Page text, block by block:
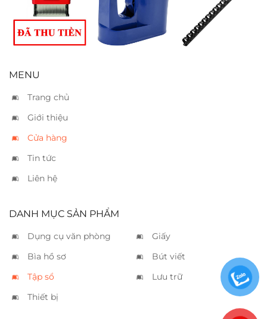
Đóng dấu “Đã
thu tiền”
Cắt keo
Suremark
SQ9250 nhỏ
Gáy lò xo nhựa
22mm – 180 tờ
MENU
Trang chủ
Giới thiệu
Cửa hàng
Tin tức
Liên hệ
DANH MỤC SẢN PHẨM
Dụng cụ văn phòng
Giấy
Bìa hồ sơ
Bút viết
Tập sổ
Lưu trữ
Thiết bị